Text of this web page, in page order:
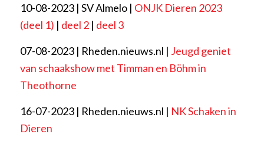
10-08-2023 | SV Almelo | ONJK Dieren 2023
(deel 1) | deel 2| deel 3
07-08-2023 | Rheden.nieuws.nl | Jeugd geniet
van schaakshow met Timman en Böhm in
Theothorne
16-07-2023 | Rheden.nieuws.nl | NK Schaken in
Dieren